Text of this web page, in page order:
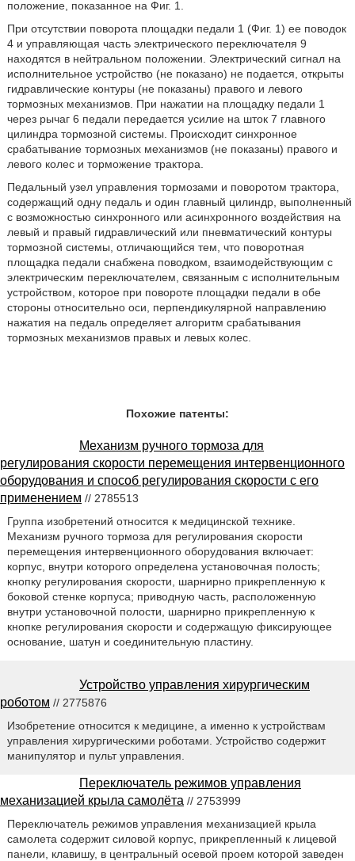
положение, показанное на Фиг. 1.
При отсутствии поворота площадки педали 1 (Фиг. 1) ее поводок
4 и управляющая часть электрического переключателя 9
находятся в нейтральном положении. Электрический сигнал на
исполнительное устройство (не показано) не подается, открыты
гидравлические контуры (не показаны) правого и левого
тормозных механизмов. При нажатии на площадку педали 1
через рычаг 6 педали передается усилие на шток 7 главного
цилиндра тормозной системы. Происходит синхронное
срабатывание тормозных механизмов (не показаны) правого и
левого колес и торможение трактора.
Педальный узел управления тормозами и поворотом трактора,
содержащий одну педаль и один главный цилиндр, выполненный
с возможностью синхронного или асинхронного воздействия на
левый и правый гидравлический или пневматический контуры
тормозной системы, отличающийся тем, что поворотная
площадка педали снабжена поводком, взаимодействующим с
электрическим переключателем, связанным с исполнительным
устройством, которое при повороте площадки педали в обе
стороны относительно оси, перпендикулярной направлению
нажатия на педаль определяет алгоритм срабатывания
тормозных механизмов правых и левых колес.
Похожие патенты:
Механизм ручного тормоза для
регулирования скорости перемещения интервенционного
оборудования и способ регулирования скорости с его
применением // 2785513
Группа изобретений относится к медицинской технике.
Механизм ручного тормоза для регулирования скорости
перемещения интервенционного оборудования включает:
корпус, внутри которого определена установочная полость;
кнопку регулирования скорости, шарнирно прикрепленную к
боковой стенке корпуса; приводную часть, расположенную
внутри установочной полости, шарнирно прикрепленную к
кнопке регулирования скорости и содержащую фиксирующее
основание, шатун и соединительную пластину.
Устройство управления хирургическим
роботом // 2775876
Изобретение относится к медицине, а именно к устройствам
управления хирургическими роботами. Устройство содержит
манипулятор и пульт управления.
Переключатель режимов управления
механизацией крыла самолёта // 2753999
Переключатель режимов управления механизацией крыла
самолета содержит силовой корпус, прикрепленный к лицевой
панели, клавишу, в центральный осевой проем которой заведен